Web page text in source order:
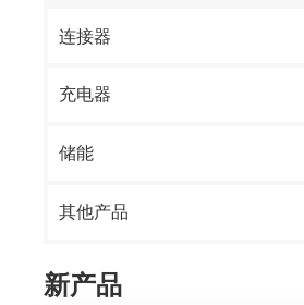
连接器
充电器
储能
其他产品
新产品